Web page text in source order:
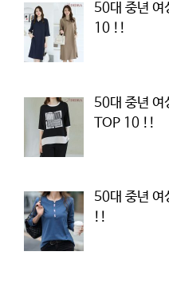
50대 중년 여
10 !!
50대 중년 여
TOP 10 !!
50대 중년 여
!!